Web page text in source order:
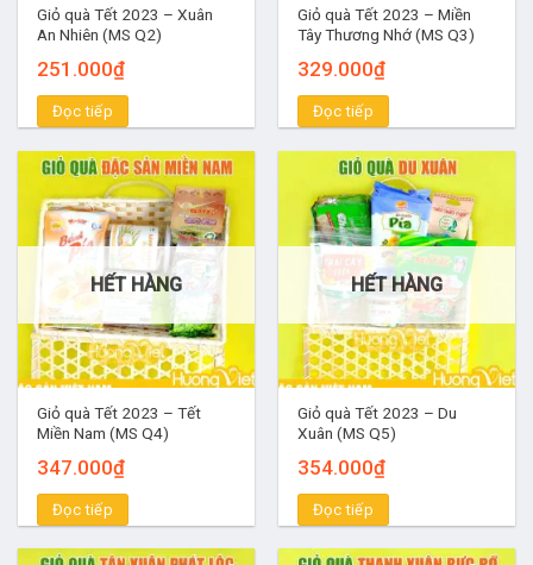
Giỏ quà Tết 2023 – Xuân
An Nhiên (MS Q2)
251.000₫
Đọc tiếp
Giỏ quà Tết 2023 – Miền
Tây Thương Nhớ (MS Q3)
329.000₫
Đọc tiếp
HẾT HÀNG
Giỏ quà Tết 2023 – Tết
Miền Nam (MS Q4)
347.000₫
Đọc tiếp
HẾT HÀNG
Giỏ quà Tết 2023 – Du
Xuân (MS Q5)
354.000₫
Đọc tiếp